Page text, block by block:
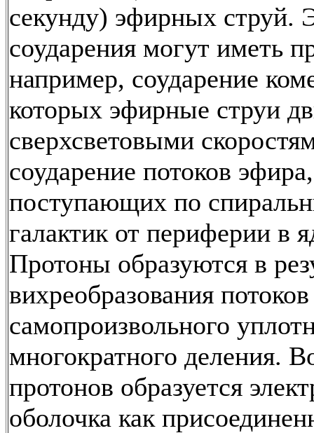
секунду) эфирных струй.
соударения могут иметь
например, соударение
которых эфирные струи
сверхсветовыми
соударение потоков эфира,
поступающих по
галактик от периферии в
Протоны образуются в
вихреобразования
самопроизвольного
многократного деления.
протонов образуется
оболочка как